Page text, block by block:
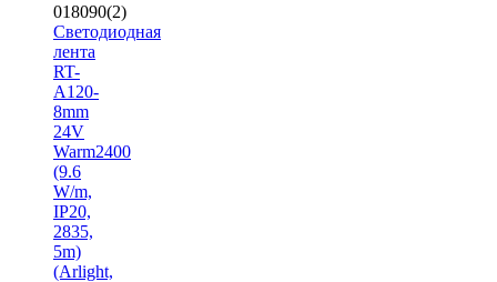
018090(2)
Светодиодная
лента
RT-
A120-
8mm
24V
Warm2400
(9.6
W/m,
IP20,
2835,
5m)
(Arlight,